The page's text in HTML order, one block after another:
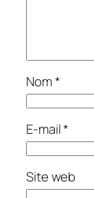
Nom*
E-mail*
Site web